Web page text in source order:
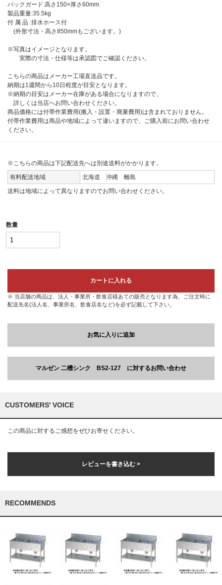
バックガード:高さ150×厚さ60mm
製品重量:35.5kg
付 属 品 :排水ホース付
(外形寸法・高さ850mmもございます。)
※写真はイメージとなります。
実際の寸法・仕様等は承認図でご確認ください。
こちらの商品はメーカー工場直送品です。
納期は1週間から10日程度が目安となります。
※納期の目安はメーカー在庫がある場合になりますので、
詳しくは当店へお問い合わせください。
商品価格には付帯作業費用(搬入・設置・廃棄費用)は含まれておりません。
付帯作業費用は商品や地域によって違いますので、ご購入前にお問い合わせ
ください。
※こちらの商品は下記配送先へは別途送料がかかります。
有料配送地域
北海道 沖縄 離島
送料は地域によって異なりますのでお問い合わせください。
数量
カートに入れる
※ 当店舗の商品は、法人・事業所・飲食店様あての販売となります為、ご注文時に
配送先名(法人名、事業所名、飲食店名など)を必ず記載して下さい。
お気に入りに追加
マルゼン 二槽シンク BS2-127 に対するお問い合わせ
CUSTOMERS' VOICE
この商品に対するご感想をぜひお寄せください。
レビューを書き込む >
RECOMMENDS